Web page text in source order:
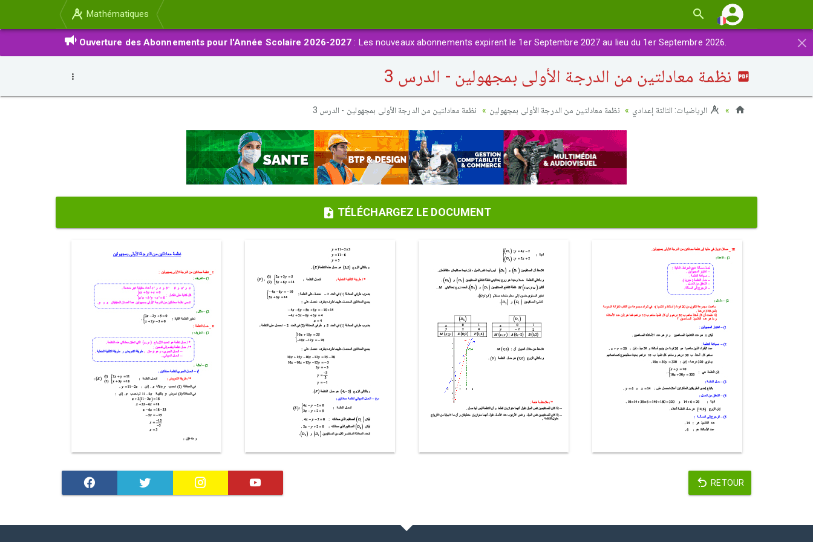
Mathématiques
×
Ouverture des Abonnements pour l'Année Scolaire 2026-2027 : Les nouveaux abonnements expirent le 1er Septembre 2027 au lieu du 1er Septembre 2026.
نظمة معادلتين من الدرجة الأولى بمجهولين - الدرس 3
الرياضيات: الثالثة إعدادي نظمة معادلتين من الدرجة الأولى بمجهولين نظمة معادلتين من الدرجة الأولى بمجهولين - الدرس 3
TÉLÉCHARGEZ LE DOCUMENT
RETOUR